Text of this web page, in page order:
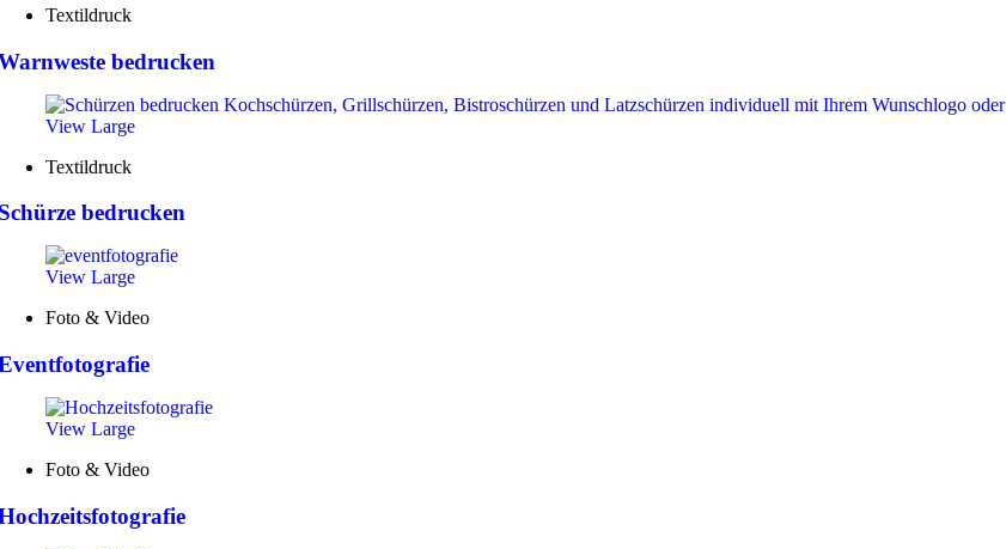
Textildruck
bedrucken
View Large
Textildruck
bedrucken
View Large
Foto & Video
View Large
Foto & Video